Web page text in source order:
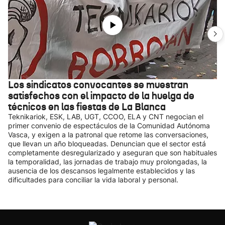
Los sindicatos convocantes se muestran
satisfechos con el impacto de la huelga de
técnicos en las fiestas de La Blanca
Teknikariok, ESK, LAB, UGT, CCOO, ELA y CNT negocian el
primer convenio de espectáculos de la Comunidad Autónoma
Vasca, y exigen a la patronal que retome las conversaciones,
que llevan un año bloqueadas. Denuncian que el sector está
completamente desregularizado y aseguran que son habituales
la temporalidad, las jornadas de trabajo muy prolongadas, la
ausencia de los descansos legalmente establecidos y las
dificultades para conciliar la vida laboral y personal.